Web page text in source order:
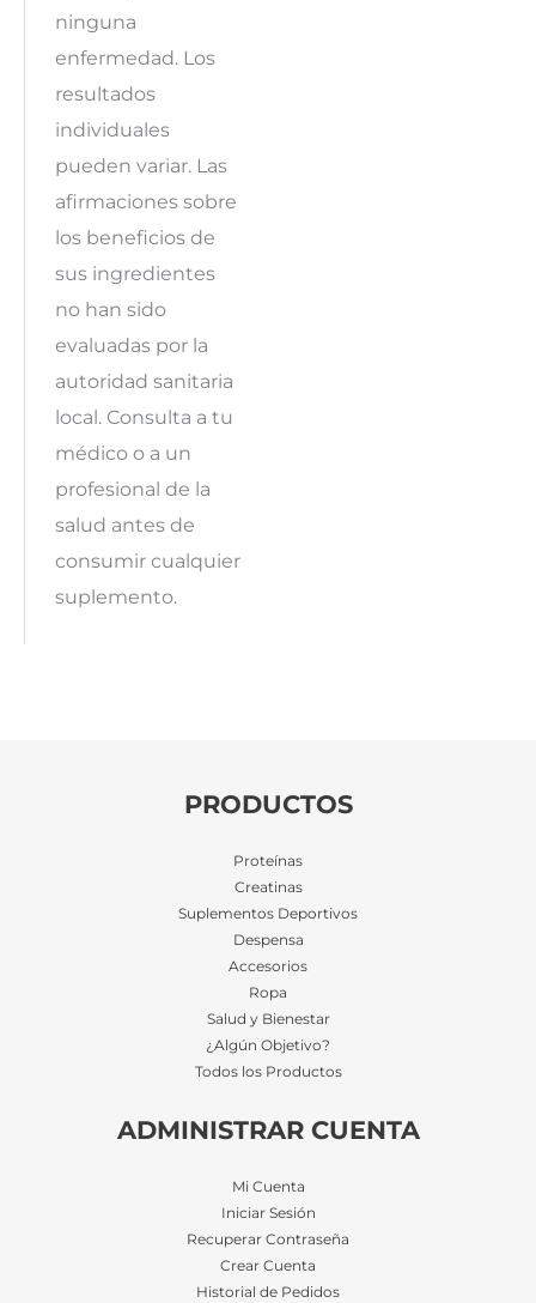
ninguna
enfermedad. Los
resultados
individuales
pueden variar. Las
afirmaciones sobre
los beneficios de
sus ingredientes
no han sido
evaluadas por la
autoridad sanitaria
local. Consulta a tu
médico o a un
profesional de la
salud antes de
consumir cualquier
suplemento.
PRODUCTOS
Proteínas
Creatinas
Suplementos Deportivos
Despensa
Accesorios
Ropa
Salud y Bienestar
¿Algún Objetivo?
Todos los Productos
ADMINISTRAR CUENTA
Mi Cuenta
Iniciar Sesión
Recuperar Contraseña
Crear Cuenta
Historial de Pedidos